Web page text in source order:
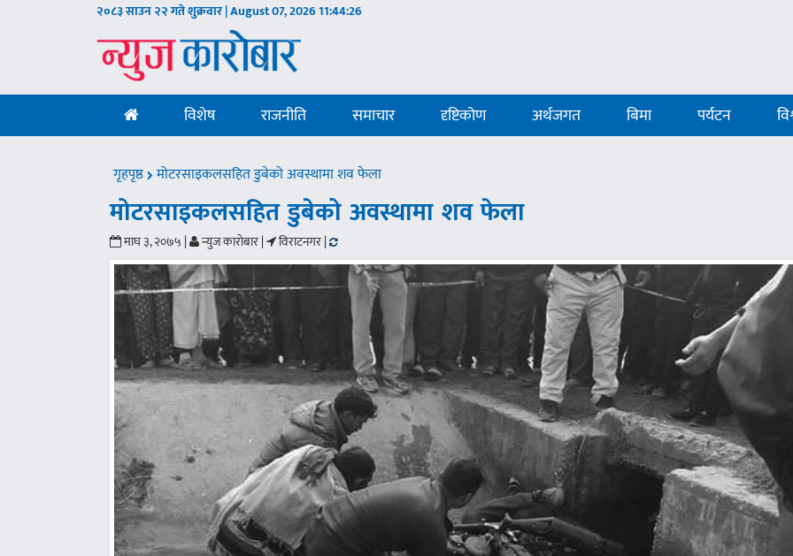
२०८३ साउन २२ गते शुक्रवार | August 07, 202611:44:27
विशेष राजनीति समाचार दृष्टिकोण अर्थजगत बिमा पर्यटन
गृहपृष्ठ मोटरसाइकलसहित डुबेको अवस्थामा शव फेला
मोटरसाइकलसहित डुबेको अवस्थामा शव फेला
माघ ३, २०७५ | न्युज काराेबार | विराटनगर |